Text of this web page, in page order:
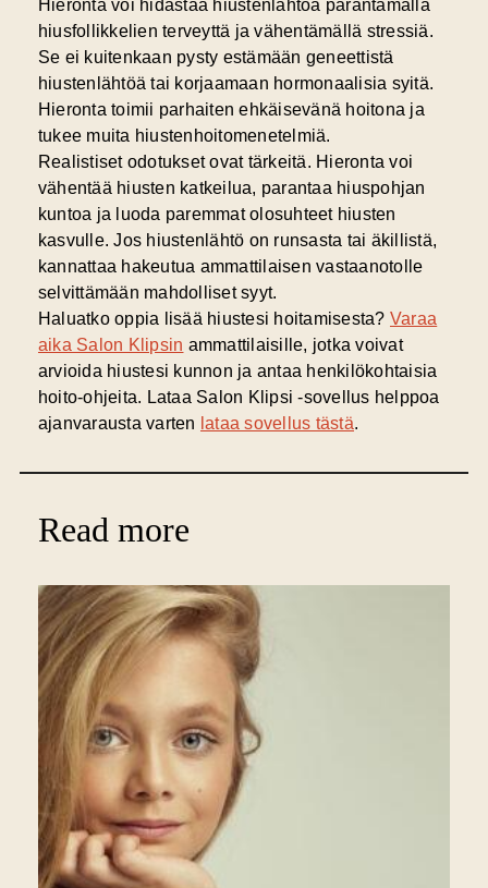
Hieronta voi hidastaa hiustenlähtöä parantamalla
hiusfollikkelien terveyttä ja vähentämällä stressiä.
Se ei kuitenkaan pysty estämään geneettistä
hiustenlähtöä tai korjaamaan hormonaalisia syitä.
Hieronta toimii parhaiten ehkäisevänä hoitona ja
tukee muita hiustenhoitomenetelmiä.
Realistiset odotukset ovat tärkeitä. Hieronta voi
vähentää hiusten katkeilua, parantaa hiuspohjan
kuntoa ja luoda paremmat olosuhteet hiusten
kasvulle. Jos hiustenlähtö on runsasta tai äkillistä,
kannattaa hakeutua ammattilaisen vastaanotolle
selvittämään mahdolliset syyt.
Haluatko oppia lisää hiustesi hoitamisesta? Varaa
aika Salon Klipsin ammattilaisille, jotka voivat
arvioida hiustesi kunnon ja antaa henkilökohtaisia
hoito-ohjeita. Lataa Salon Klipsi -sovellus helppoa
ajanvarausta varten lataa sovellus tästä.
Read more